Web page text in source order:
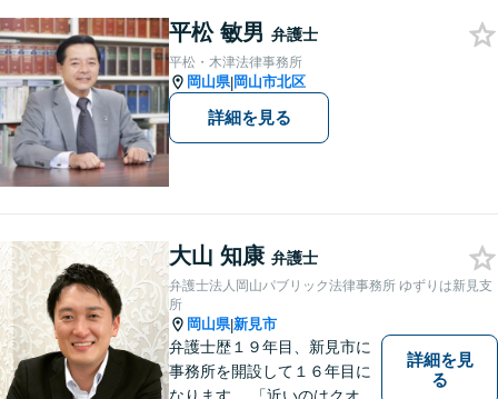
平松 敏男 弁護士
平松・木津法律事務所
岡山県|岡山市北区
詳細を見る
大山 知康 弁護士
弁護士法人岡山パブリック法律事務所 ゆずりは新見支
所
岡山県|新見市
弁護士歴１９年目、新見市に
事務所を開設して１６年目に
詳細を見
る